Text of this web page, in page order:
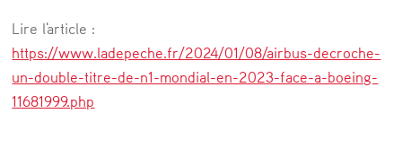
u
s
d
é
Lire l'article :
https://www.ladepeche.fr/2024/01/08/airbus-decroche-
un-double-titre-de-n1-mondial-en-2023-face-a-boeing-
11681999.php